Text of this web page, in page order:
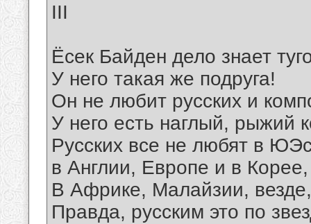
III
Ёсек Байден дело знает
У него такая же подруга!
Он не любит русских и
У него есть наглый, рыжий
Русских все не любят в
в Англии, Европе и в Корее,
В Африке, Малайзии, везде,
Правда, русским это по